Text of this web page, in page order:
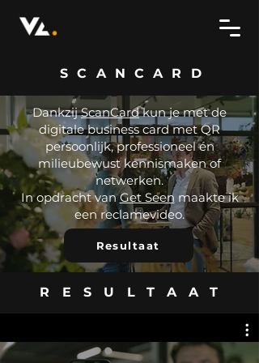
SCANCARD
DankzijScanCardkun je met de
digitale business card met QR
persoonlijk, professioneel én
milieubewust kennismaken of
netwerken.
In opdracht vanGet Seen maakte ik
een reclamevideo.
Resultaat
RESULTAAT